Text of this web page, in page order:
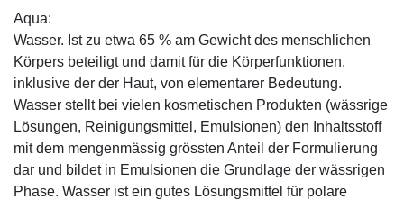
Aqua:
Wasser. Ist zu etwa 65 % am Gewicht des menschlichen
Körpers beteiligt und damit für die Körperfunktionen,
inklusive der der Haut, von elementarer Bedeutung.
Wasser stellt bei vielen kosmetischen Produkten (wässrige
Lösungen, Reinigungsmittel, Emulsionen) den Inhaltsstoff
mit dem mengenmässig grössten Anteil der Formulierung
dar und bildet in Emulsionen die Grundlage der wässrigen
Phase. Wasser ist ein gutes Lösungsmittel für polare